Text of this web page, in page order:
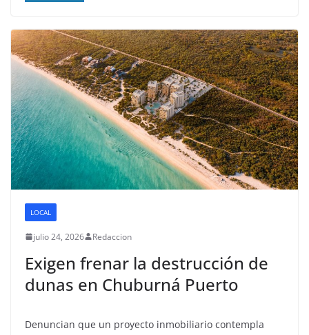
LOCAL
julio 24, 2026 Redaccion
Exigen frenar la destrucción de
dunas en Chuburná Puerto
Denuncian que un proyecto inmobiliario contempla